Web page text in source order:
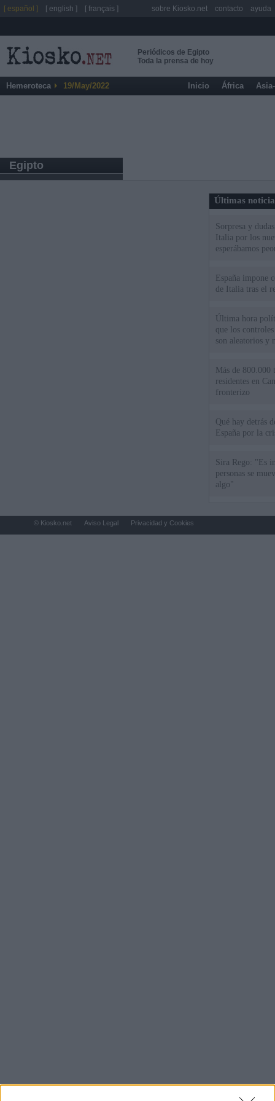
Periódicos de Egipto
Toda la prensa de hoy
Hemeroteca 19/May/2022 Inicio África
Egipto
Últimas
Sorpresa y
Italia por los
esperábamos
España impone
de Italia tras el
Última hora
que los
son aleatorios y
Más de 800.000
residentes en
fronterizo
Qué hay detrás
España por la
Sira Rego: "Es
personas se
algo"
[ español ] [ english ] [ français ] sobre Kiosko.net contacto ayuda
© Kiosko.net Aviso Legal Privacidad y Cookies